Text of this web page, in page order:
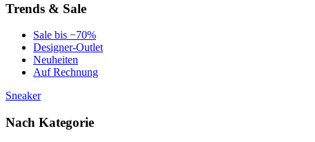
Trends & Sale
Sale bis −70%
Designer-Outlet
Neuheiten
Auf Rechnung
Sneaker
Nach Kategorie